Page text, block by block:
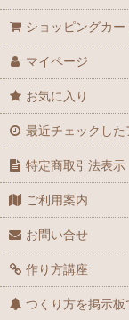
ショッピングカー
マイページ
お気に入り
最近チェックした
特定商取引法表示
ご利用案内
お問い合せ
作り方講座
つくり方を掲示板